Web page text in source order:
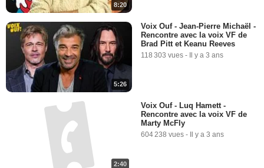
8:20
5:26
Voix Ouf - Jean-Pierre Michaël -
Rencontre avec la voix VF de
Brad Pitt et Keanu Reeves
118 303 vues - Il y a 3 ans
2:40
Voix Ouf - Luq Hamett -
Rencontre avec la voix VF de
Marty McFly
604 238 vues - Il y a 3 ans